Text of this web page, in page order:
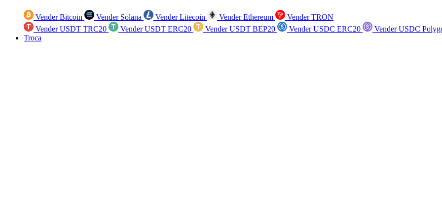
Vender Bitcoin Vender Solana Vender Litecoin Vender Ethereum
Vender TRON
Vender USDT TRC20
Vender USDT ERC20 Vender USDT BEP20 Vender USDC ERC20
Vender USDC
Troca